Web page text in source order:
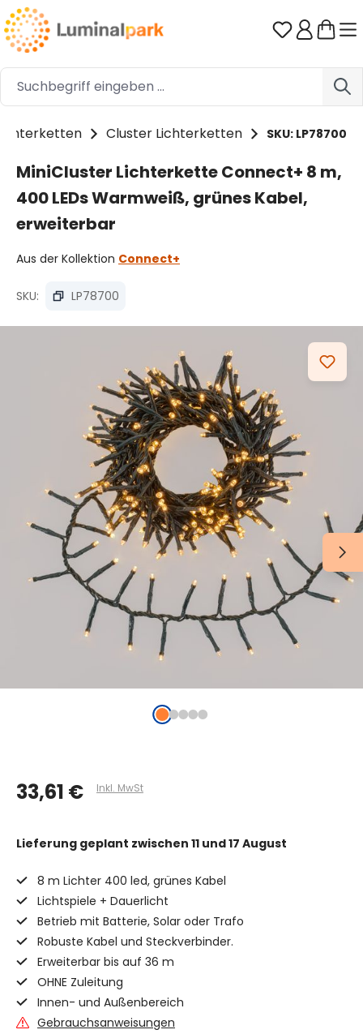
Zum Hauptinhalt springen Du hast 0
Cluster Lichterketten SKU: LP78700
MiniCluster Lichterkette Connect+ 8 m,
400 LEDs Warmweiß, grünes Kabel,
erweiterbar
Aus der Kollektion Connect+
SKU: LP78700
33,61 € Inkl. MwSt
Lieferung geplant zwischen 11 und 17 August
8 m Lichter 400 led, grünes Kabel
Lichtspiele + Dauerlicht
Betrieb mit Batterie, Solar oder Trafo
Robuste Kabel und Steckverbinder.
Erweiterbar bis auf 36 m
OHNE Zuleitung
Innen- und Außenbereich
Gebrauchsanweisungen